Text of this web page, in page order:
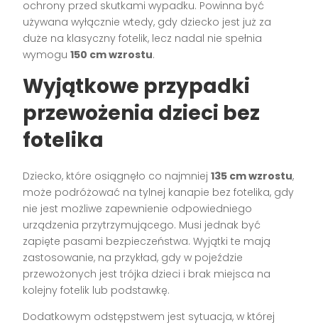
ochrony przed skutkami wypadku. Powinna być
używana wyłącznie wtedy, gdy dziecko jest już za
duże na klasyczny fotelik, lecz nadal nie spełnia
wymogu150 cm wzrostu.
Wyjątkowe przypadki
przewożenia dzieci bez
fotelika
Dziecko, które osiągnęło co najmniej135 cm wzrostu,
może podróżować na tylnej kanapie bez fotelika, gdy
nie jest możliwe zapewnienie odpowiedniego
urządzenia przytrzymującego. Musi jednak być
zapięte pasami bezpieczeństwa. Wyjątki te mają
zastosowanie, na przykład, gdy w pojeździe
przewożonych jest trójka dzieci i brak miejsca na
kolejny fotelik lub podstawkę.
Dodatkowym odstępstwem jest sytuacja, w której